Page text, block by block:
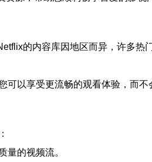
的内容库因地区而异，许多热
以享受更流畅的观看体验，而不
量的视频流。